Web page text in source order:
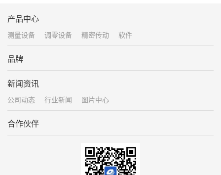
产品中心
测量设备 调零设备 精密传动 软件
品牌
新闻资讯
公司动态 行业新闻 图片中心
合作伙伴